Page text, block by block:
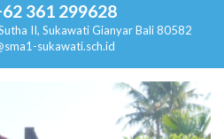
361 299628
II, SukawatiGianyar Bali 80582
sukawati.sch.id